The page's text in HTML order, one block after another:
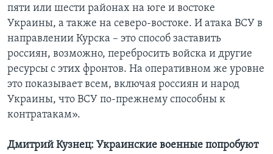
пяти или шести районах на юге и востоке
Украины, а также на северо-востоке. И атака ВСУ в
направлении Курска – это способ заставить
россиян, возможно, перебросить войска и другие
ресурсы с этих фронтов. На оперативном же уровне
это показывает всем, включая россиян и народ
Украины, что ВСУ по-прежнему способны к
контратакам».
Дмитрий Кузнец: Украинские военные попробуют